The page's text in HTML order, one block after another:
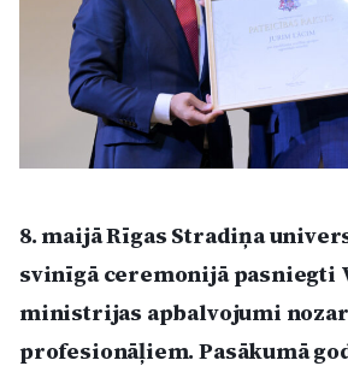
Sludinājumi
Pasākumi
Reklāma
Politiskā reklāma
8. maijā Rīgas Stradiņa
svinīgā ceremonijā pasniegti
ministrijas apbalvojumi
profesionāļiem. Pasākumā